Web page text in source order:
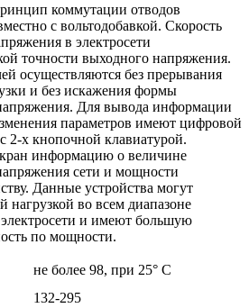
коммутации отводов
с вольтодобавкой. Скорость
в электросети
точности выходного напряжения.
осуществляются без прерывания
и без искажения формы
Для вывода информации
параметров имеют цифровой
2-х кнопочной клавиатурой.
информацию о величине
сети и мощности
Данные устройства могут
нагрузкой во всем диапазоне
и имеют большую
по мощности.
не более 98, при 25° С
132-295